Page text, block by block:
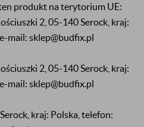
produkt na terytorium UE:
2, 05-140 Serock, kraj:
mail: sklep@budfix.pl
2, 05-140 Serock, kraj:
mail: sklep@budfix.pl
kraj: Polska, telefon: